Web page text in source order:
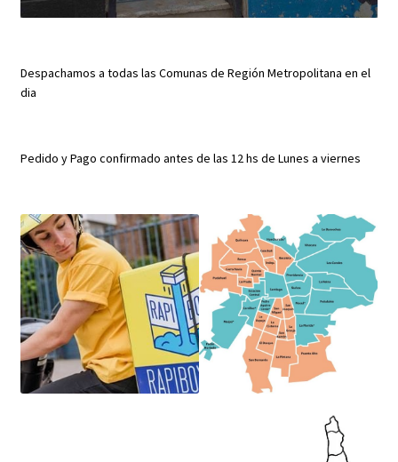
Despachamos a todas las Comunas de Región Metropolitana en el
dia
Pedido y Pago confirmado antes de las 12 hs de Lunes a viernes